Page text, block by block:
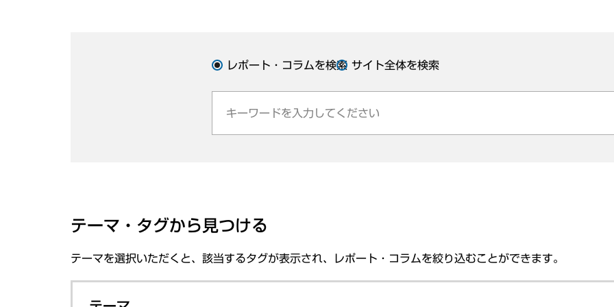
レポート・コラムを検索 サイト全体を検索
テーマ・タグから見つける
テーマを選択いただくと、該当するタグが表示され、レポート・コラムを絞り込むことができます。